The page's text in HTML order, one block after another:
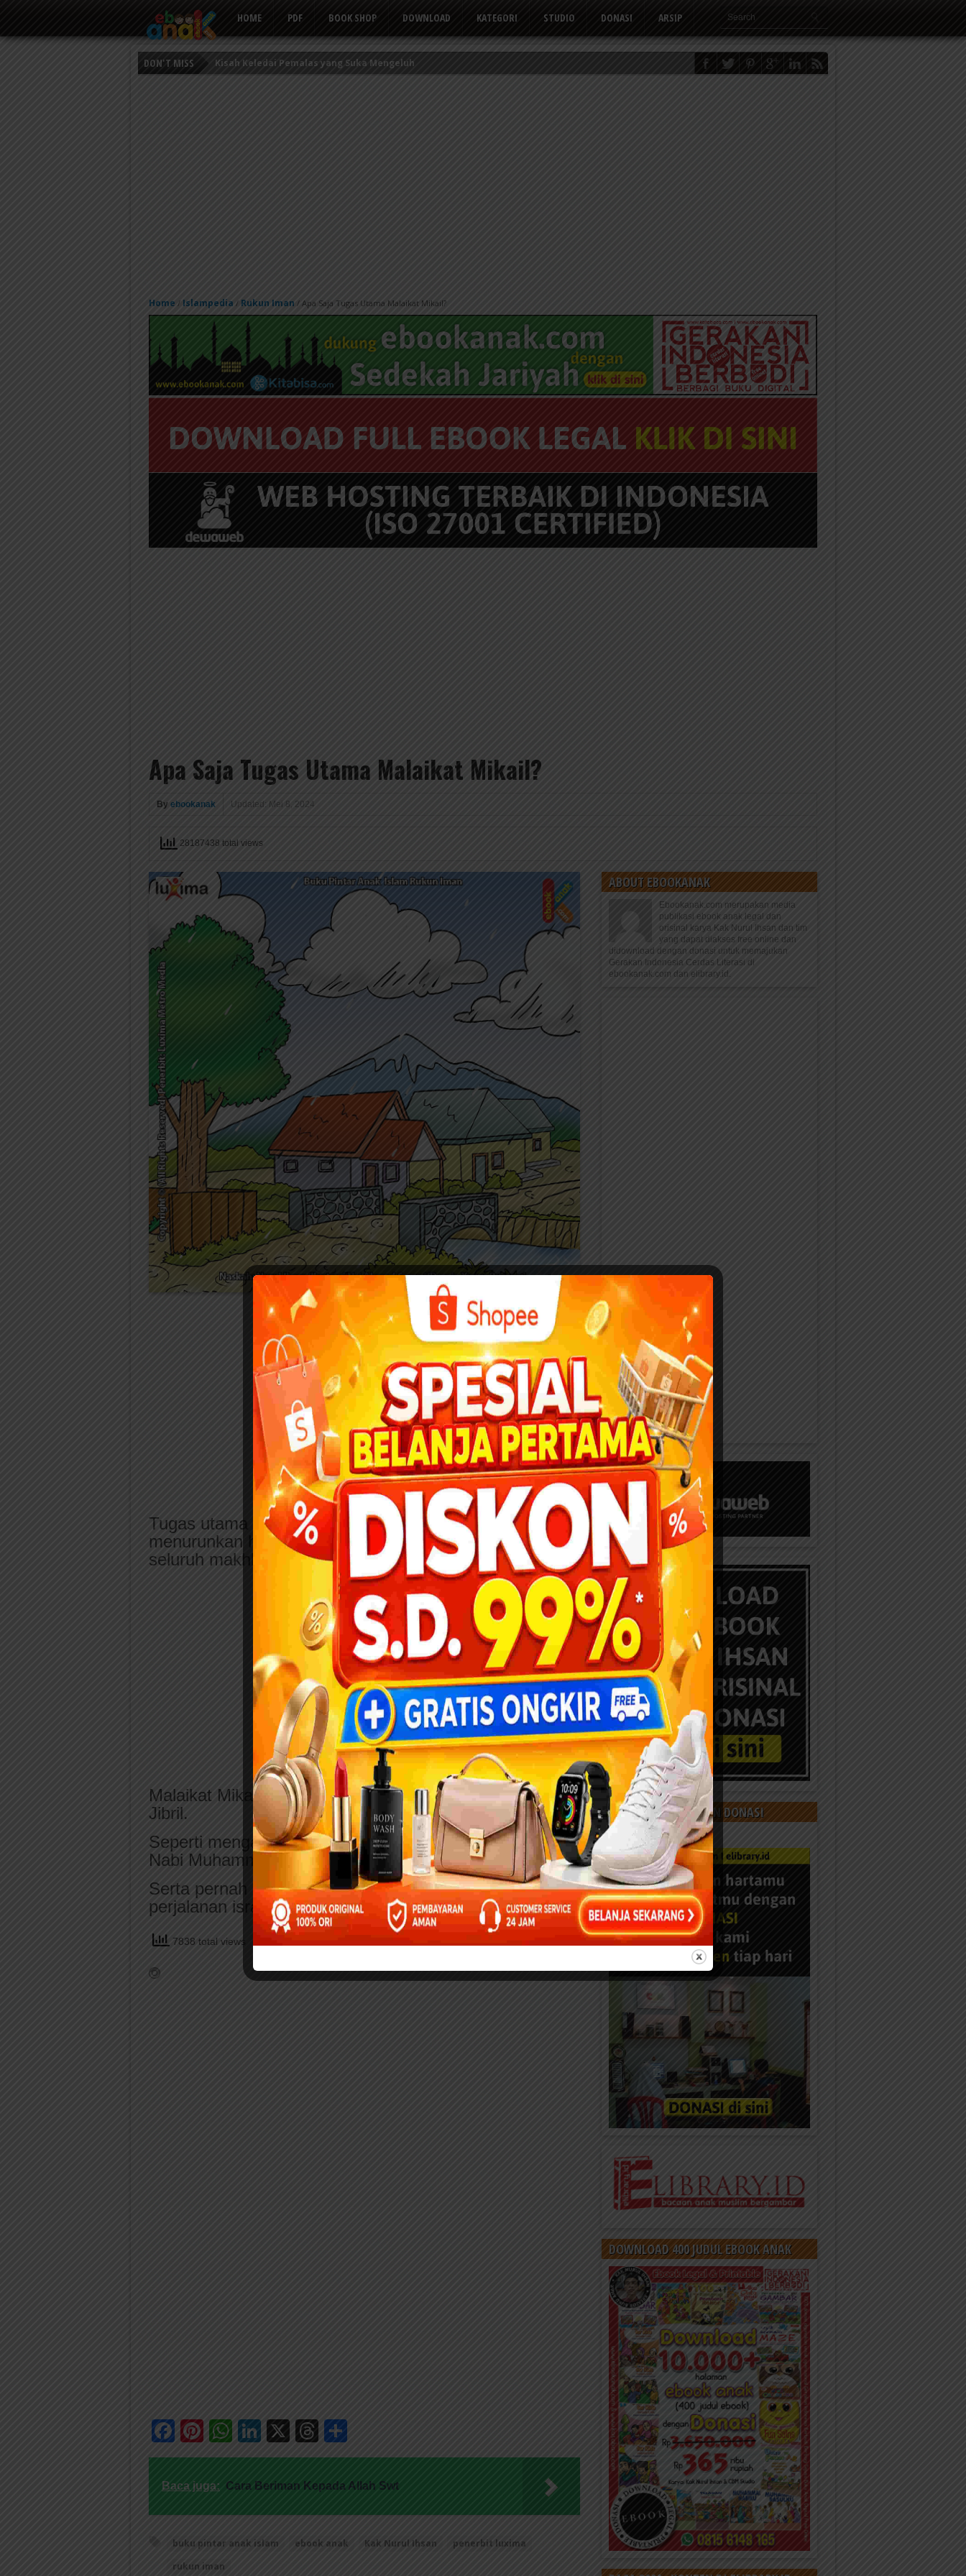
HOME PDF BOOK SHOP DOWNLOAD KATEGORI STUDIO DONASI ARSIP
DON'T MISS
Persahabatan Empat Ekor Kerbau
Home / Islampedia / Rukun Iman / Apa Saja Tugas Utama Malaikat Mikail?
Apa Saja Tugas Utama Malaikat Mikail?
By ebookanak Updated: Mei 8, 2024
28187438 total views
Tugas utama Malaikat Mikail membagi-bagikan rezeki,
menurunkan hujan, dan mengatur sinar matahari kepada
seluruh makhluk.
Malaikat Mikail juga pernah membantu tugas Malaikat
Jibril.
Seperti mengambilkan air zamzam untuk mencuci hati
Nabi Muhammad saat dada nabi dibelah.
Serta pernah mendampingi Nabi Muhammad saat
perjalanan isra miraj ke langit ketujuh.
7838 total views
Facebook
Pinterest
WhatsApp
LinkedIn
X Threads
Baca juga: Cara Beriman Kepada Allah Swt
buku pintar anak islam ebook anak Kak Nurul Ihsan
penerbit luxima
rukun iman
ABOUT EBOOKANAK
Ebookanak.com merupakan media
publikasi ebook anak legal dan
orisinal karya Kak Nurul Ihsan dan tim
yang dapat diakses free online dan
didownload dengan donasi untuk memajukan
Gerakan Indonesia Cerdas Literasi di
ebookanak.com dan elibrary.id.
BANTU KAMI DENGAN DONASI
DOWNLOAD 400 JUDUL EBOOK ANAK